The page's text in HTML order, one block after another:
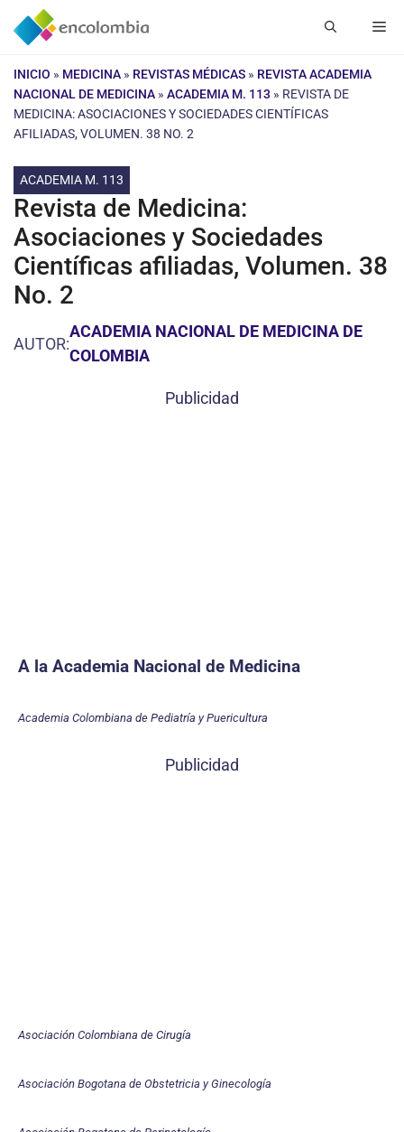
Saltar
INICIO » MEDICINA » REVISTAS MÉDICAS » REVISTA ACADEMIA
NACIONAL DE MEDICINA » ACADEMIA M. 113 » REVISTA DE
MEDICINA: ASOCIACIONES Y SOCIEDADES CIENTÍFICAS
AFILIADAS, VOLUMEN. 38 NO. 2
ACADEMIA M. 113
Revista de Medicina:
Asociaciones y Sociedades
Científicas afiliadas, Volumen. 38
No. 2
AUTOR:
ACADEMIA NACIONAL DE MEDICINA DE
COLOMBIA
Publicidad
A la Academia Nacional de Medicina
Academia Colombiana de Pediatría y Puericultura
Publicidad
Asociación Colombiana de Cirugía
Asociación Bogotana de Obstetricia y Ginecología